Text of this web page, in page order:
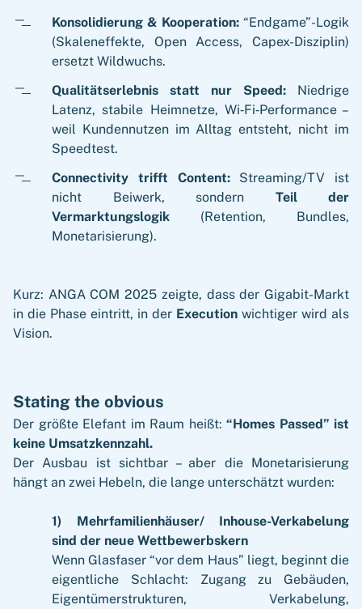
Konsolidierung & Kooperation: “Endgame”-Logik
(Skaleneffekte, Open Access, Capex-Disziplin)
ersetzt Wildwuchs.
Qualitätserlebnis statt nur Speed: Niedrige
Latenz, stabile Heimnetze, Wi‑Fi‑Performance –
weil Kundennutzen im Alltag entsteht, nicht im
Speedtest.
Connectivity trifft Content:Streaming/TV ist
nicht Beiwerk, sondern Teil der
Vermarktungslogik (Retention, Bundles,
Monetarisierung).
Kurz: ANGA COM 2025 zeigte, dass der Gigabit-Markt
in die Phase eintritt, in der Execution wichtiger wird als
Vision.
Stating the obvious
Der größte Elefant im Raum heißt: “Homes Passed” ist
keine Umsatzkennzahl.
Der Ausbau ist sichtbar – aber die Monetarisierung
hängt an zwei Hebeln, die lange unterschätzt wurden:
1) Mehrfamilienhäuser/ Inhouse-Verkabelung
sind der neue Wettbewerbskern
Wenn Glasfaser “vor dem Haus” liegt, beginnt die
eigentliche Schlacht: Zugang zu Gebäuden,
Eigentümerstrukturen, Verkabelung,